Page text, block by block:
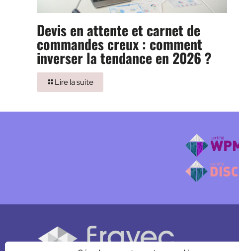
Devis en attente et carnet de
commandes creux : comment
inverser la tendance en 2026 ?
Lire la suite